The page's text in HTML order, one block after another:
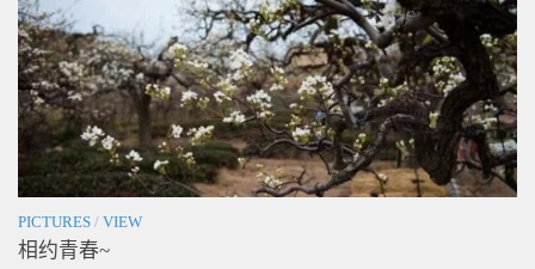
PICTURES / VIEW
相约青春~